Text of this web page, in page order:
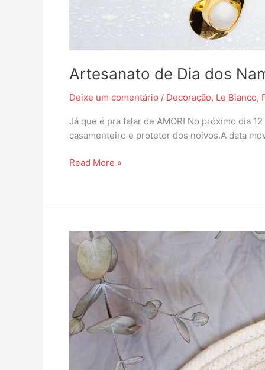
Artesanato de Dia dos
Deixe um comentário / Decoração, Le Bianco,
Já que é pra falar de AMOR! No próximo dia
casamenteiro e protetor dos noivos.A data
Read More »
Inspiração
DIY